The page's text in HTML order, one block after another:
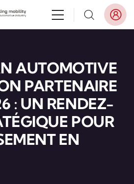
AUTOMOTIVE
PARTENAIRE
: UN RENDEZ-
POUR
EN